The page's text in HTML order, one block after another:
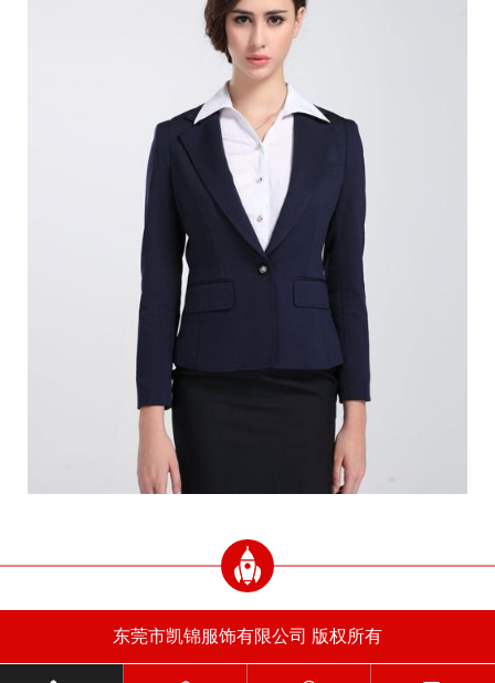
东莞市凯锦服饰有限公司 版权所有